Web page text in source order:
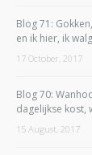
Blog 71:
en ik hier, ik
17 October, 2017
Blog 70:
dagelijkse kost,
15 August, 2017